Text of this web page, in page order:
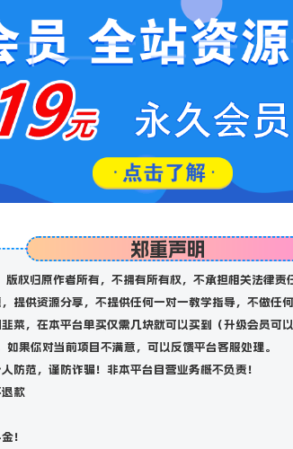
郑重声明
版权归原作者所有，不拥有所有权，不承担相关法律责
提供资源分享，不提供任何一对一教学指导，不做任
菜，在本平台单买仅需几块就可以买到（升级会员可
果你对当前项目不满意，可以反馈平台客服处理。
防范，谨防诈骗！非本平台自营业务概不负责！
款
！